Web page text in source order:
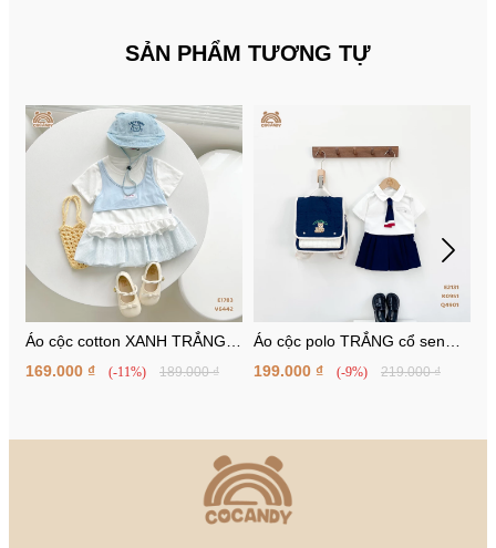
SẢN PHẨM TƯƠNG TỰ
Áo cộc cotton XANH TRẮNG
giả yếm tag CCD
169.000 ₫ (-11%) 189.000 ₫
Áo cộc polo TRẮNG cổ sen
tag ngực
199.000 ₫ (-9%) 219.000 ₫